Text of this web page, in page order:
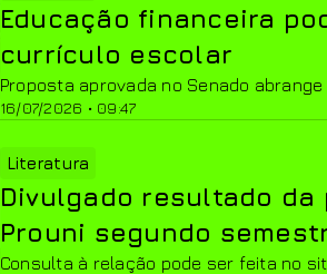
16/07/2026 • 09:47
Educação financeira
currículo escolar
Proposta aprovada no Senado
Literatura
Divulgado resultado da
Prouni segundo
Consulta à relação pode ser feita no